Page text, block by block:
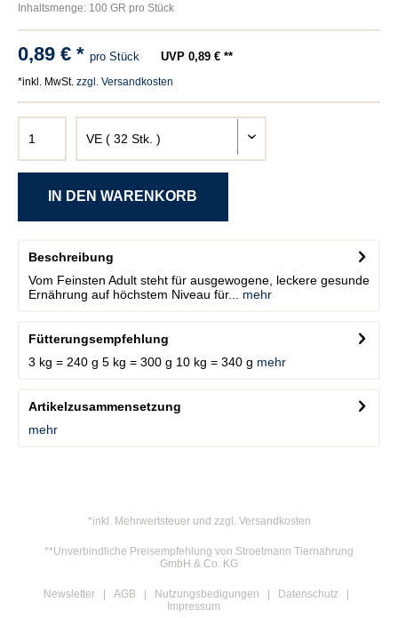
Inhaltsmenge: 100 GR pro Stück
0,89 € * pro Stück UVP 0,89 € **
*inkl. MwSt. zzgl. Versandkosten
Beschreibung
Vom Feinsten Adult steht für ausgewogene, leckere gesunde
Ernährung auf höchstem Niveau für...
mehr
Fütterungsempfehlung
3 kg = 240 g 5 kg = 300 g 10 kg = 340 g mehr
Artikelzusammensetzung
mehr
*inkl. Mehrwertsteuer und zzgl. Versandkosten
**Unverbindliche Preisempfehlung von Stroetmann Tiernahrung
GmbH & Co. KG
Newsletter AGB Nutzungsbedigungen
Datenschutz
Impressum